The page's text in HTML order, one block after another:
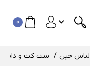
0
لباس جین ست کت و دامن